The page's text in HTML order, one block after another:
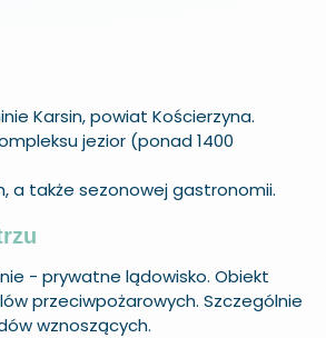
Karsin, powiat Kościerzyna.
jezior (ponad 1400
a także sezonowej gastronomii.
- prywatne lądowisko. Obiekt
przeciwpożarowych. Szczególnie
wznoszących.